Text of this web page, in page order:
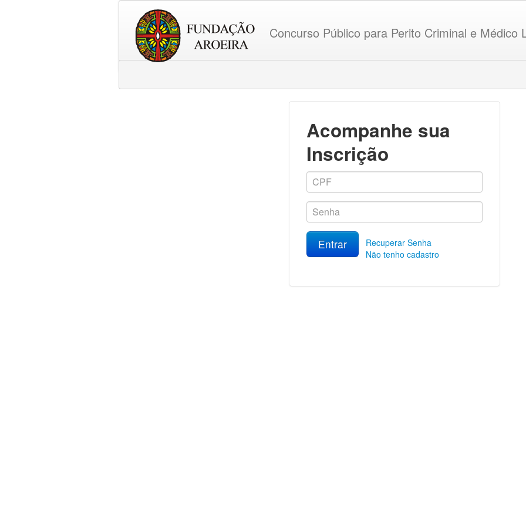
Concurso Público para Perito Criminal e Médico
Acompanhe sua
Inscrição
Entrar
Recuperar Senha
Não tenho cadastro